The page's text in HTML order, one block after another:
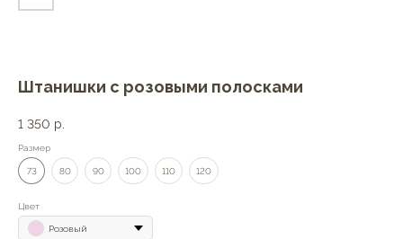
Штанишки с розовыми полосками
1 350 р.
Размер
73 80 90 100 110 120
Цвет
Розовый